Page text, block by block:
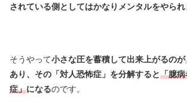
されている側としてはかなりメンタルをやられ
そうやって小さな圧を蓄積して出来上がるのが
あり、その「対人恐怖症」を分解すると「臆
症」になるのです。